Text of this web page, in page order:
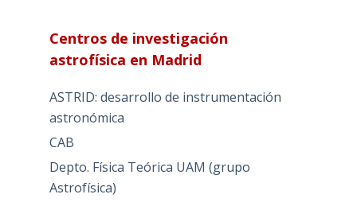
Centros de investigación
astrofísica en Madrid
ASTRID: desarrollo de instrumentación
astronómica
CAB
Depto. Física Teórica UAM (grupo
Astrofísica)